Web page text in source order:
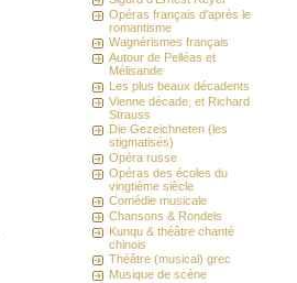
Opéras français d'après le
romantisme
Wagnérismes français
Autour de Pelléas et
Mélisande
Les plus beaux décadents
Vienne décade, et Richard
Strauss
Die Gezeichneten (les
stigmatisés)
Opéra russe
Opéras des écoles du
vingtième siècle
Comédie musicale
Chansons & Rondels
Kunqu & théâtre chanté
chinois
Théâtre (musical) grec
Musique de scène